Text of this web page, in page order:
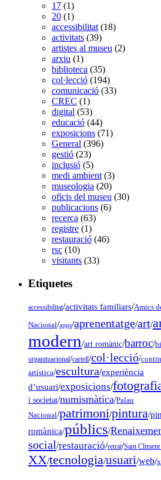
17 (1)
20 (1)
accessibilitat (18)
activitats (39)
artistes al museu (2)
arxiu (1)
biblioteca (35)
col·lecció (194)
comunicació (33)
CREC (1)
digital (53)
educació (44)
exposicions (71)
General (396)
gestió (23)
inclusió (5)
medi ambient (3)
museologia (20)
oficis del museu (30)
publicacions (6)
recerca (63)
registre (1)
restauració (46)
rsc (10)
visitants (33)
Etiquetes
accessibilitat/activitats familiars/Amics
Nacional/apps/aprenentatge/art/
modern/art romànic/barroc/
organitzacional/cartell/col·lecció/
artística/escultura/experiència
d’usuari/exposicions/
i societat/numismàtica/Palau
Nacional/patrimoni/pintura/
romànica/públics/
social/restauració/retrat/Sant
XX/tecnologia/usuari/web/